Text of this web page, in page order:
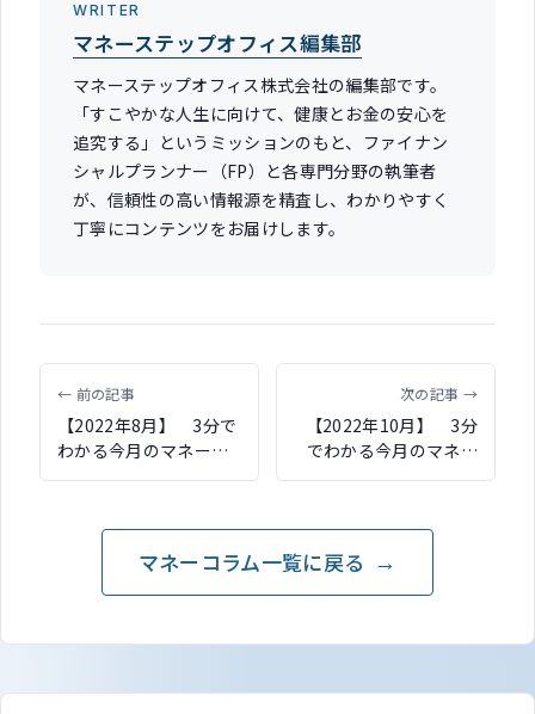
WRITER
マネーステップオフィス編集部
マネーステップオフィス株式会社の編集部です。
「すこやかな人生に向けて、健康とお金の安心を
追究する」というミッションのもと、ファイナン
シャルプランナー（FP）と各専門分野の執筆者
が、信頼性の高い情報源を精査し、わかりやすく
丁寧にコンテンツをお届けします。
← 前の記事
【2022年8月】 3分で
わかる今月のマネート
ピック
次の記事 →
【2022年10月】 3分
でわかる今月のマネー
トピック
マネーコラム一覧に戻る